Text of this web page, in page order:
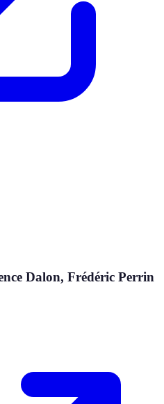
Dalon, Frédéric Perrin